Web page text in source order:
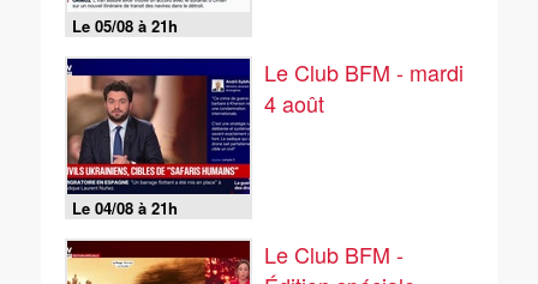
Le 05/08 à 21h
Le 04/08 à 21h
Le Club BFM - mardi
4 août
Le Club BFM -